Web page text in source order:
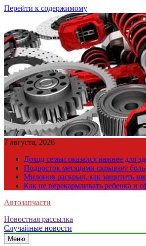
Перейти к содержимому
7 августа, 2026
Доход семьи оказался важнее для
Подросток месяцами скрывает
Милонов раскрыл, как защитить
Как не перекармливать ребенка и
Автозапчасти
Новостная рассылка
Случайные новости
Меню